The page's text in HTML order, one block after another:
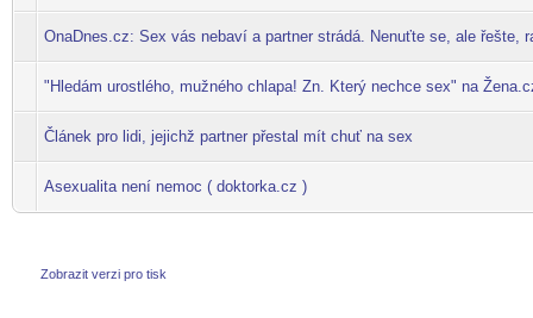
OnaDnes.cz: Sex vás nebaví a partner strádá. Nenuťte se, ale řešte,
"Hledám urostlého, mužného chlapa! Zn. Který nechce sex" na
Článek pro lidi, jejichž partner přestal mít chuť na sex
Asexualita není nemoc ( doktorka.cz )
Zobrazit verzi pro tisk